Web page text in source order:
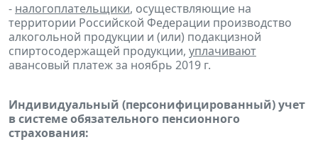
- налогоплательщики, осуществляющие на
территории Российской Федерации производство
алкогольной продукции и (или) подакцизной
спиртосодержащей продукции, уплачивают
авансовый платеж за ноябрь 2019 г.
Индивидуальный (персонифицированный) учет
в системе обязательного пенсионного
страхования: